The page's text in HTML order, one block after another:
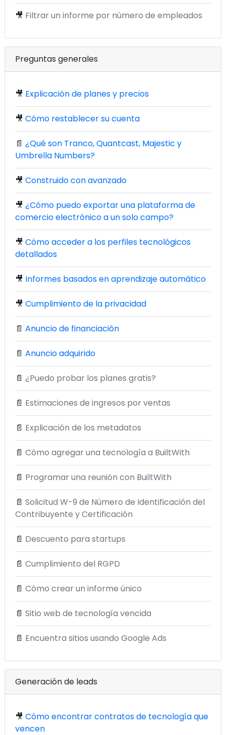
🎥 Filtrar un informe por número de empleados
Preguntas generales
🎥 Explicación de planes y precios
🎥 Cómo restablecer su cuenta
📄 ¿Qué son Tranco, Quantcast, Majestic y
Umbrella Numbers?
🎥 Construido con avanzado
🎥 ¿Cómo puedo exportar una plataforma de
comercio electrónico a un solo campo?
🎥 Cómo acceder a los perfiles tecnológicos
detallados
🎥 Informes basados en aprendizaje automático
🎥 Cumplimiento de la privacidad
📄 Anuncio de financiación
📄 Anuncio adquirido
📄 ¿Puedo probar los planes gratis?
📄 Estimaciones de ingresos por ventas
📄 Explicación de los metadatos
📄 Cómo agregar una tecnología a BuiltWith
📄 Programar una reunión con BuiltWith
📄 Solicitud W-9 de Número de Identificación del
Contribuyente y Certificación
📄 Descuento para startups
📄 Cumplimiento del RGPD
📄 Cómo crear un informe único
📄 Sitio web de tecnología vencida
📄 Encuentra sitios usando Google Ads
Generación de leads
🎥 Cómo encontrar contratos de tecnología que
vencen